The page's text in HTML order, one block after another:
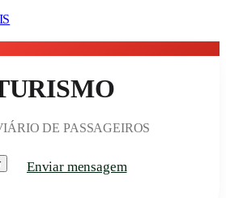
DE PASSAGEIROS
Enviar mensagem